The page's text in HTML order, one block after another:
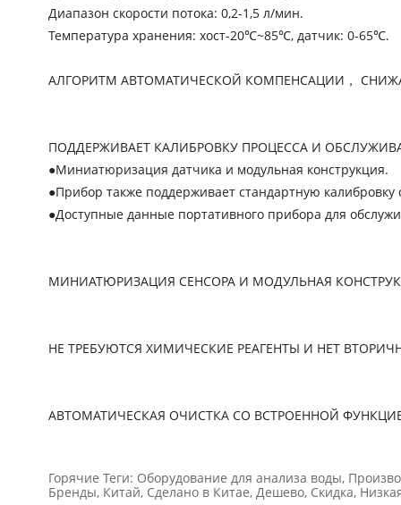
Диапазон скорости потока: 0,2-1,5 л/мин.
Температура хранения: хост-20℃~85℃, датчик: 0-65℃.
АЛГОРИТМ АВТОМАТИЧЕСКОЙ КОМПЕНСАЦИИ，
ПОДДЕРЖИВАЕТ КАЛИБРОВКУ ПРОЦЕССА И
●Миниатюризация датчика и модульная конструкция.
●Прибор также поддерживает стандартную калибровку
●Доступные данные портативного прибора для
МИНИАТЮРИЗАЦИЯ СЕНСОРА И МОДУЛЬНАЯ
НЕ ТРЕБУЮТСЯ ХИМИЧЕСКИЕ РЕАГЕНТЫ И НЕТ
АВТОМАТИЧЕСКАЯ ОЧИСТКА СО ВСТРОЕННОЙ
Горячие Теги: Оборудование для анализа воды,
Бренды, Китай, Сделано в Китае, Дешево, Скидка,